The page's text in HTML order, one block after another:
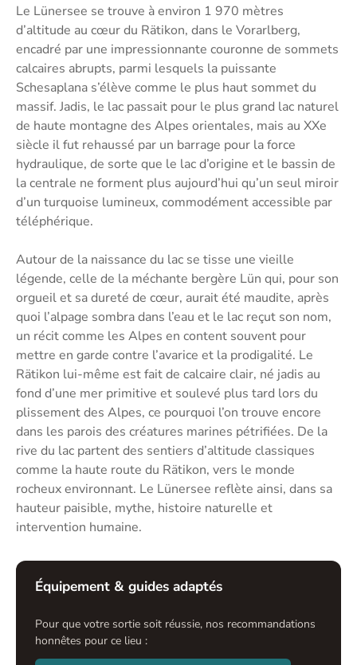
Le Lünersee se trouve à environ 1 970 mètres
d’altitude au cœur du Rätikon, dans le Vorarlberg,
encadré par une impressionnante couronne de sommets
calcaires abrupts, parmi lesquels la puissante
Schesaplana s’élève comme le plus haut sommet du
massif. Jadis, le lac passait pour le plus grand lac naturel
de haute montagne des Alpes orientales, mais au XXe
siècle il fut rehaussé par un barrage pour la force
hydraulique, de sorte que le lac d’origine et le bassin de
la centrale ne forment plus aujourd’hui qu’un seul miroir
d’un turquoise lumineux, commodément accessible par
téléphérique.
Autour de la naissance du lac se tisse une vieille
légende, celle de la méchante bergère Lün qui, pour son
orgueil et sa dureté de cœur, aurait été maudite, après
quoi l’alpage sombra dans l’eau et le lac reçut son nom,
un récit comme les Alpes en content souvent pour
mettre en garde contre l’avarice et la prodigalité. Le
Rätikon lui-même est fait de calcaire clair, né jadis au
fond d’une mer primitive et soulevé plus tard lors du
plissement des Alpes, ce pourquoi l’on trouve encore
dans les parois des créatures marines pétrifiées. De la
rive du lac partent des sentiers d’altitude classiques
comme la haute route du Rätikon, vers le monde
rocheux environnant. Le Lünersee reflète ainsi, dans sa
hauteur paisible, mythe, histoire naturelle et
intervention humaine.
Équipement & guides adaptés
Pour que votre sortie soit réussie, nos recommandations
honnêtes pour ce lieu :